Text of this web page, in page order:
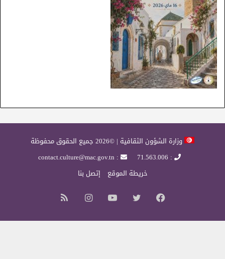
وزارة الشؤون الثقافية | ©2026 جميع الحقوق محفوظة
: 71.563.006
: contact.culture@mac.gov.tn
خريطة الموقع
إتصل بنا
فيسبوك تويتر يوتيوب انستقرام
الموقع